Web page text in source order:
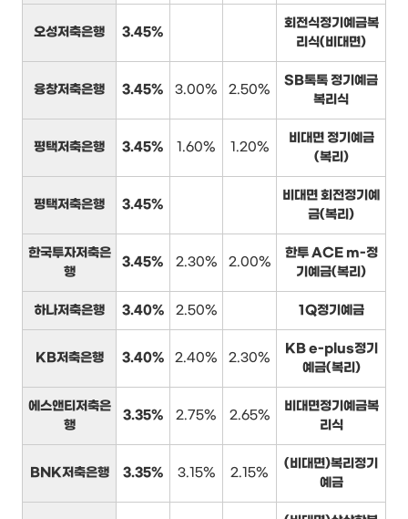
오성저축은행 3.45%
회전식정기예금복
리식(비대면)
융창저축은행 3.45% 3.00% 2.50%
SB톡톡 정기예금
복리식
평택저축은행 3.45% 1.60% 1.20%
비대면 정기예금
(복리)
평택저축은행 3.45%
비대면 회전정기예
금(복리)
한국투자저축은
행
3.45% 2.30% 2.00%
한투 ACE m-정
기예금(복리)
하나저축은행 3.40% 2.50% 1Q정기예금
KB저축은행 3.40% 2.40% 2.30%
KB e-plus정기
예금(복리)
에스앤티저축은
행
3.35% 2.75% 2.65%
비대면정기예금복
리식
BNK저축은행 3.35% 3.15% 2.15%
(비대면)복리정기
예금